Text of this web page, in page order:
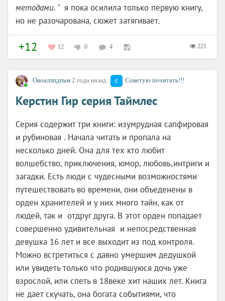
методами. " я пока осилила только первую книгу,
но не разочарована, сюжет затягивает.
+12 12 0 4 221
Оаоаллпдпьм 2 года назад Советую почитать!!!
Керстин Гир серия Таймлес
Серия содержит три книги: изумрудная сапфировая
и рубиновая . Начала читать и пропала на
несколько дней. Она для тех кто любит
волшебство, приключения, юмор, любовь,интриги и
загадки. Есть люди с чудесными возможностями
путешествовать во времени, они объеденены в
орден хранителей и у них много тайн, как от
людей, так и отдруг друга. В этот орден попадает
совершенно удивительная и непосредственная
девушка 16 лет и все выходит из под контроля.
Можно встретиться с давно умершим дедушкой
или увидеть только что родившуюся дочь уже
взрослой, или спеть в 18веке хит наших лет. Книга
не дает скучать, она богата событиями, что